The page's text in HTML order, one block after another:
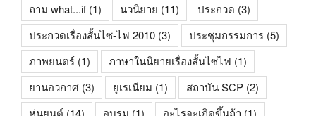
ถาม what...if (1) นวนิยาย (11) ประกวด (3)
ประกวดเรื่องสั้นไซ-ไฟ 2010 (3) ประชุมกรรมการ (5)
ภาพยนตร์ (1) ภาษาในนิยายเรื่องสั้นไซไฟ (1)
ยานอวกาศ (3) ยูเรเนียม (1) สถาบัน SCP (2)
หุ่นยนต์ (14) อบรม (1) อะไรจะเกิดขึ้นถ้า (1)